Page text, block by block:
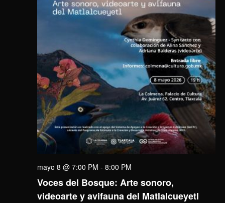
Voces del Bosque: Arte sonoro,
videoarte y avifauna del Matlalcueyetl
mayo 8 @ 7:00 PM - 8:00 PM